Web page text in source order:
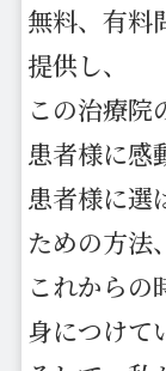
無料、有料
提供し、
この治療院
患者様に感
患者様に選
ための方法、
これからの
身につけて